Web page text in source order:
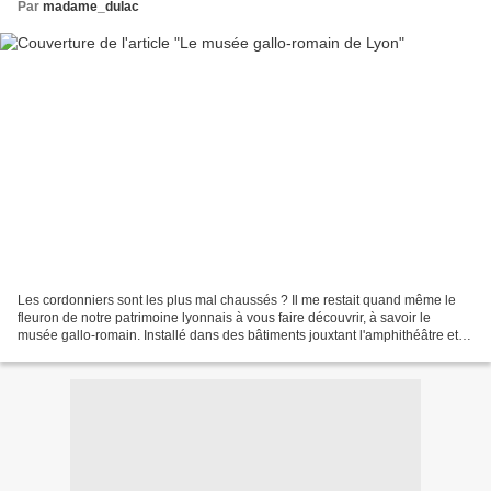
Par madame_dulac
Les cordonniers sont les plus mal chaussés ? Il me restait quand même le
fleuron de notre patrimoine lyonnais à vous faire découvrir, à savoir le
musée gallo-romain. Installé dans des bâtiments jouxtant l'amphithéâtre et